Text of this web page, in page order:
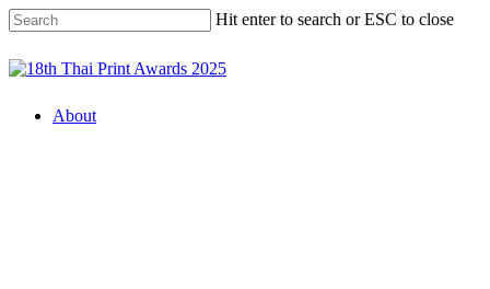
Skip
to
main
content
Hit enter to search or ESC to close
Close
search
Menu About